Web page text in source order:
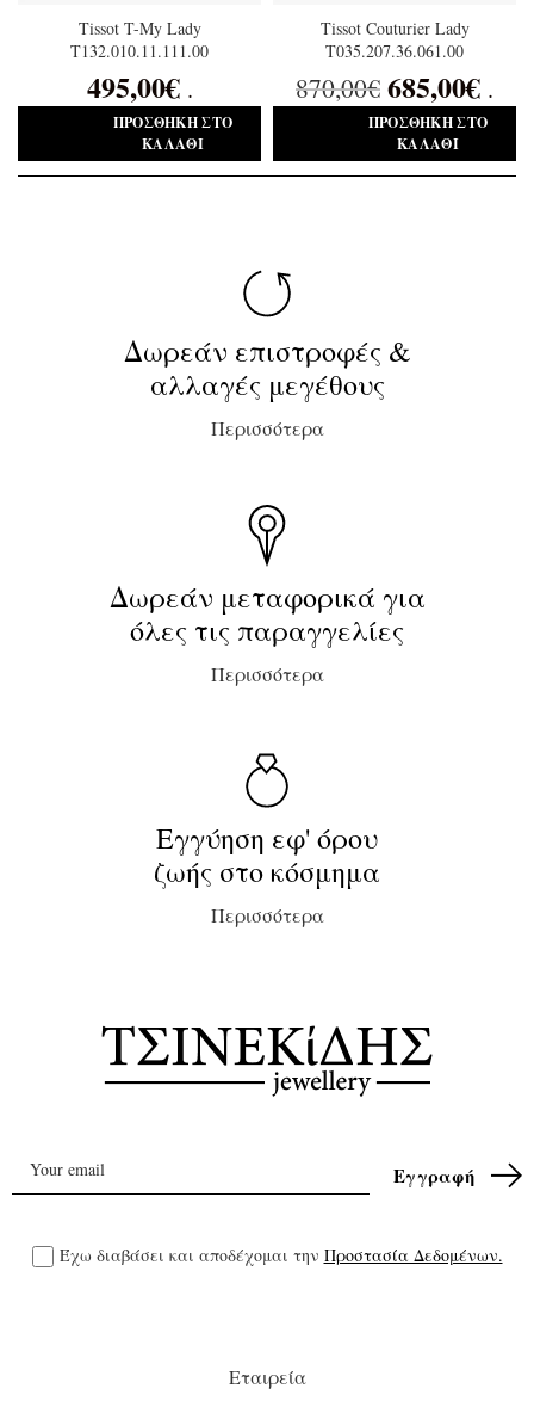
Tissot T-My Lady
T132.010.11.111.00
495,00€ .
ΠΡΟΣΘΉΚΗ ΣΤΟ
ΚΑΛΆΘΙ
Tissot Couturier Lady
T035.207.36.061.00
870,00€ 685,00€ .
ΠΡΟΣΘΉΚΗ ΣΤΟ
ΚΑΛΆΘΙ
Δωρεάν επιστροφές &
αλλαγές μεγέθους
Περισσότερα
Δωρεάν μεταφορικά για
όλες τις παραγγελίες
Περισσότερα
Εγγύηση εφ' όρου
ζωής στο κόσμημα
Περισσότερα
Έχω διαβάσει και αποδέχομαι την Προστασία Δεδομένων.
Εταιρεία